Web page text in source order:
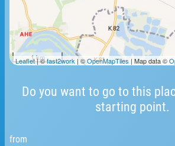
Do you want to go to this
starting point.
from
1 km
Leaflet| ©fast2work | ©OpenMapTiles | Map data ©